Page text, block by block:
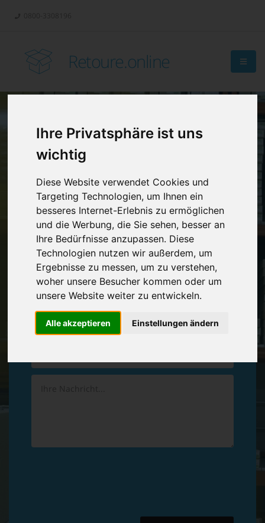
Ihre Privatsphäre ist uns
wichtig
Diese Website verwendet Cookies und
Targeting Technologien, um Ihnen ein
besseres Internet-Erlebnis zu ermöglichen
und die Werbung, die Sie sehen, besser an
Ihre Bedürfnisse anzupassen. Diese
Technologien nutzen wir außerdem, um
Ergebnisse zu messen, um zu verstehen,
woher unsere Besucher kommen oder um
unsere Website weiter zu entwickeln.
Alle akzeptieren Einstellungen ändern
Retoure.online
Retouren-
Management?
Vereinbaren Sie einenRückruf
Hinterlassen Sie uns gern eine persönliche Nachricht.